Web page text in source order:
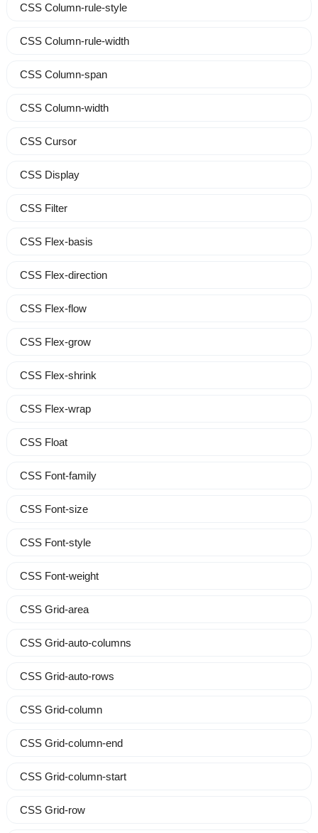
CSS Column-rule-style
CSS Column-rule-width
CSS Column-span
CSS Column-width
CSS Cursor
CSS Display
CSS Filter
CSS Flex-basis
CSS Flex-direction
CSS Flex-flow
CSS Flex-grow
CSS Flex-shrink
CSS Flex-wrap
CSS Float
CSS Font-family
CSS Font-size
CSS Font-style
CSS Font-weight
CSS Grid-area
CSS Grid-auto-columns
CSS Grid-auto-rows
CSS Grid-column
CSS Grid-column-end
CSS Grid-column-start
CSS Grid-row